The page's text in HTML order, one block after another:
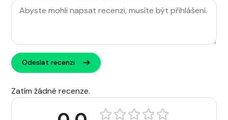
Odeslat recenzi
Zatím žádné recenze.